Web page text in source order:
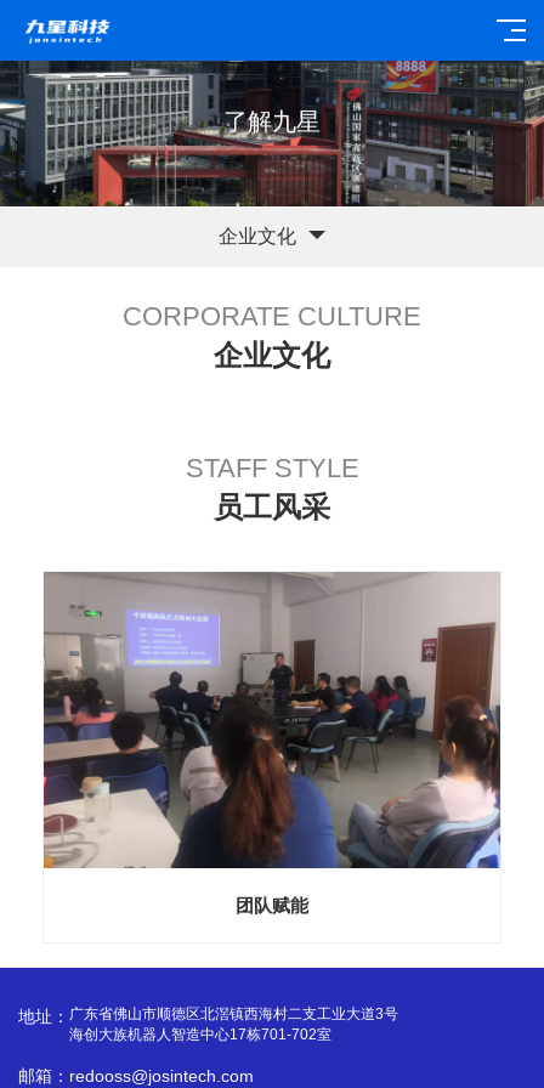
了解九星
企业文化
CORPORATE CULTURE
企业文化
STAFF STYLE
员工风采
团队赋能
地址： 广东省佛山市顺德区北滘镇西海村二支工业大道3号
海创大族机器人智造中心17栋701-702室
邮箱：redooss@josintech.com